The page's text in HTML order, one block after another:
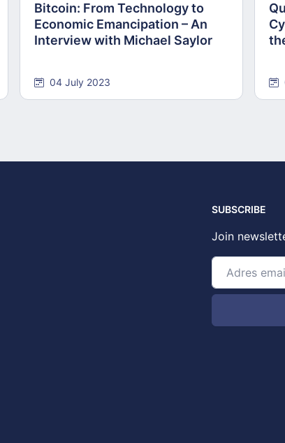
Bitcoin: From Technology to
Economic Emancipation – An
Interview with Michael Saylor
04 July 2023
SUBSCRIBE
Join